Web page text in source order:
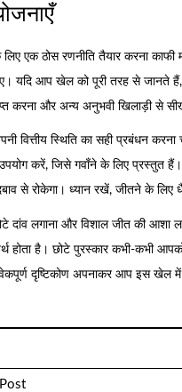
एक ठोस रणनीति तैयार करना
यदि आप खेल को पूरी तरह से जानते
करना और अन्य अनुभवी खिलाड़ी से
वित्तीय स्थिति का सही प्रबंधन करना
करें, जिसे गवाँने के लिए प्रस्तुत
से रोकेगा। ध्यान रखें, जीतने के
दांव लगाना और विशाल जीत की आशा
होता है। छोटे पुरस्कार कभी-कभी
दृष्टिकोण अपनाकर आप इस खेल में